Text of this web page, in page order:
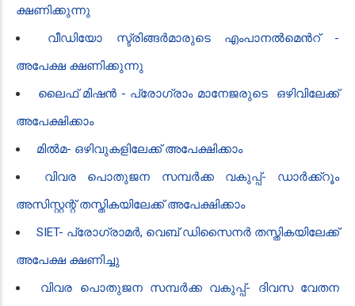
ക്ഷണിക്കുന്നു
വീഡിയോ സ്ട്രിങ്ങർമാരുടെ എംപാനൽമെൻറ് -
അപേക്ഷ ക്ഷണിക്കുന്നു
ലൈഫ് മിഷൻ - പ്രോഗ്രാം മാനേജരുടെ ഒഴിവിലേക്ക്
അപേക്ഷിക്കാം
മിൽമ- ഒഴിവുകളിലേക്ക് അപേക്ഷിക്കാം
വിവര പൊതുജന സമ്പർക്ക വകുപ്പ്- ഡാർക്ക്‌റൂം
അസിസ്റ്റന്റ് തസ്തികയിലേക്ക് അപേക്ഷിക്കാം
SIET- പ്രോഗ്രാമർ, വെബ് ഡിസൈനർ തസ്തികയിലേക്ക്
അപേക്ഷ ക്ഷണിച്ചു
വിവര പൊതുജന സമ്പർക്ക വകുപ്പ്- ദിവസ വേതന